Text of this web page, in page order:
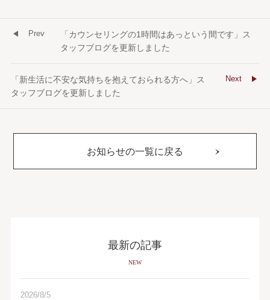
「カウンセリングの1時間はあっという間です」ス
タッフブログを更新しました
Prev
「新生活に不安な気持ちを抱えておられる方へ」ス
タッフブログを更新しました
Next
お知らせの一覧に戻る
最新の記事
NEW
2026/8/5